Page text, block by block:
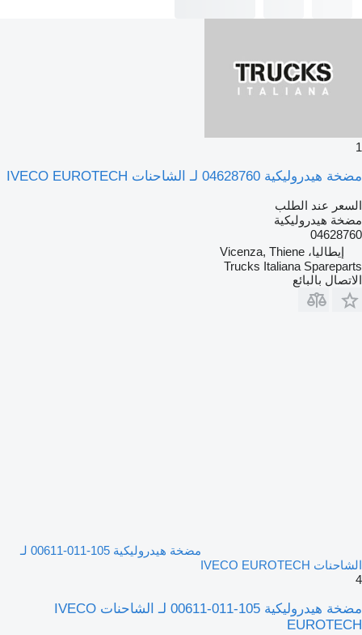
1
مضخة هيدروليكية 04628760 لـ الشاحنات IVECO EUROTECH
السعر عند الطلب
مضخة هيدروليكية
04628760
إيطاليا، Vicenza, Thiene
Trucks Italiana Spareparts
الاتصال بالبائع
مضخة هيدروليكية 105-011-00611 لـ
الشاحنات IVECO EUROTECH
4
مضخة هيدروليكية 105-011-00611 لـ الشاحنات IVECO
EUROTECH